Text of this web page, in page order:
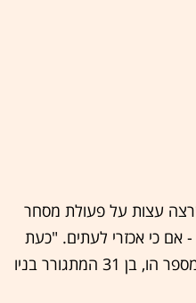
עצות על פעולת מסחר
אם כי אכזרי לעתים. "כעת
כל התגובות הן של 'יס מנים'", מספר הו, בן 31 המתגורר בניו